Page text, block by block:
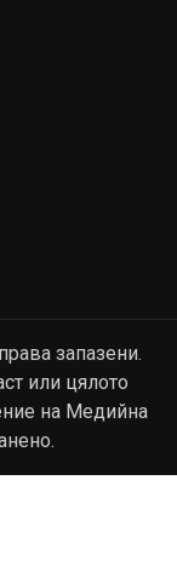
запазени.
или цялото
на Медийна